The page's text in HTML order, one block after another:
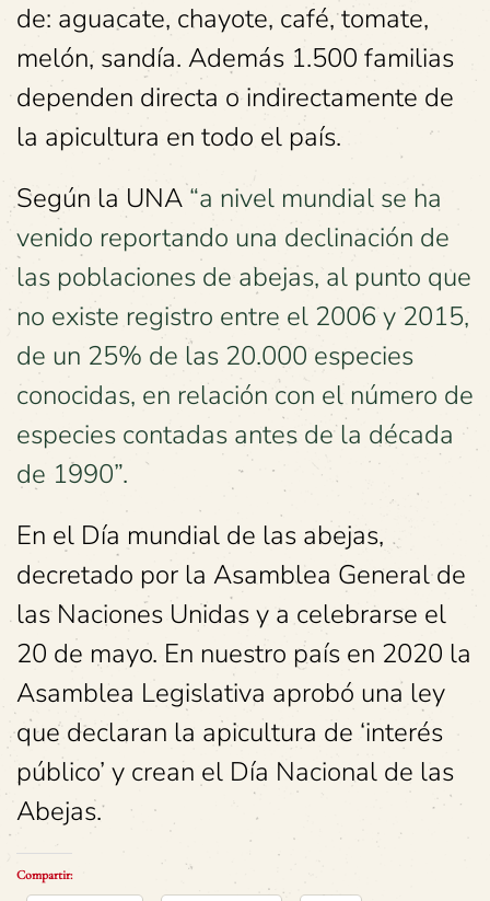
de: aguacate, chayote, café, tomate,
melón, sandía. Además 1.500 familias
dependen directa o indirectamente de
la apicultura en todo el país.
Según la UNA “a nivel mundial se ha
venido reportando una declinación de
las poblaciones de abejas, al punto que
no existe registro entre el 2006 y 2015,
de un 25% de las 20.000 especies
conocidas, en relación con el número de
especies contadas antes de la década
de 1990”.
En el Día mundial de las abejas,
decretado por la Asamblea General de
las Naciones Unidas y a celebrarse el
20 de mayo. En nuestro país en 2020 la
Asamblea Legislativa aprobó una ley
que declaran la apicultura de ‘interés
público’ y crean el Día Nacional de las
Abejas.
Compartir: